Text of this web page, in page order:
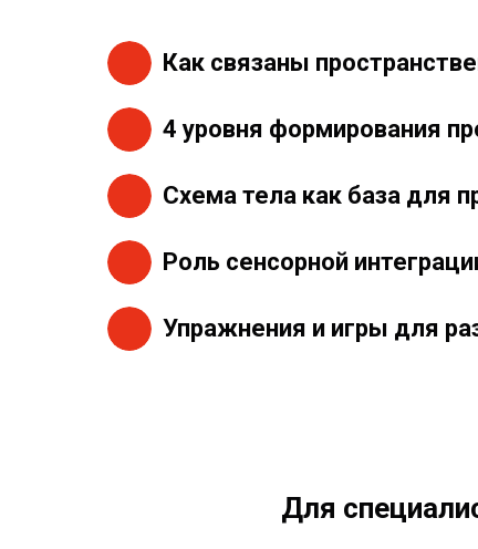
Как связаны
4 уровня формирования
Схема тела как база для
Роль сенсорной
Упражнения и игры для
Для